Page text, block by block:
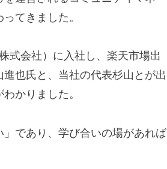
てきました。
式会社）に入社し、楽天市場出
也氏と、当社の代表杉山とが出
かりました。
であり、学び合いの場があれば